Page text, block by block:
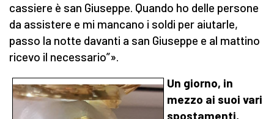
cassiere è san Giuseppe. Quando ho delle persone
da assistere e mi mancano i soldi per aiutarle,
passo la notte davanti a san Giuseppe e al mattino
ricevo il necessario”».
Un giorno, in
mezzo ai suoi vari
spostamenti,